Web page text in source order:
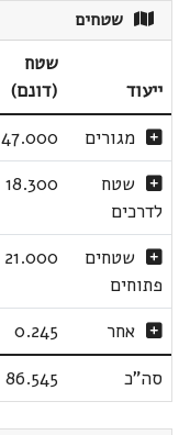
שטחים
ייעוד
שטח
(דונם)
מגורים
47.000
שטח
לדרכים
18.300
שטחים
פתוחים
21.000
אחר 0.245
סה"כ
86.545